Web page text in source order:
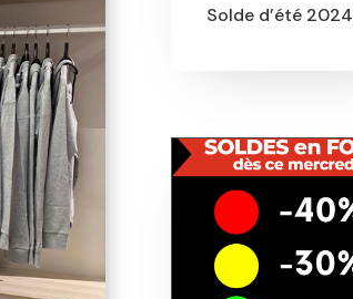
Solde d’été 2024